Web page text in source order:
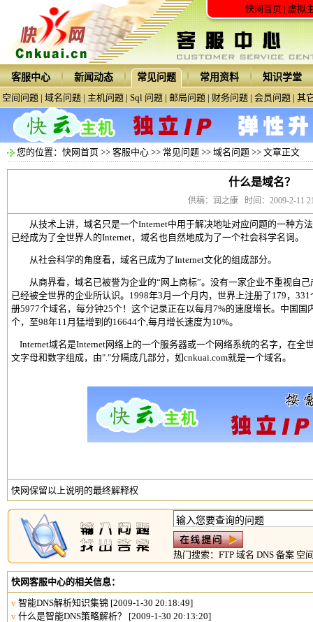
快网首页| 虚拟
客服中心 新闻动态 常见问题 常用资料
知识学堂
空间问题 | 域名问题 | 主机问题 | Sql 问题 | 邮局问题 | 财务问题 | 会员问题 | 其
您的位置： 快网首页 >> 客服中心 >> 常见问题 >> 域名问题 >> 文章正文
什么是域名？
供稿：润之康 时间：2009-2-11
从技术上讲，域名只是一个Internet中用于解决地址对应问题的一种方
已经成为了全世界人的Internet，域名也自然地成为了一个社会科学名词。
从社会科学的角度看，域名已成为了Internet文化的组成部分。
从商界看，域名已被誉为企业的“网上商标”。没有一家企业不重视自己
已经被全世界的企业所认识。1998年3月一个月内，世界上注册了179，
册5977个域名，每分钟25个！这个记录正在以每月7%的速度增长。中国 国
个，至98年11月猛增到的16644个,每月增长速度为10%。
Internet域名是Internet网络上的一个服务器或一个网络系统的名字，在全
文字母和数字组成，由"."分隔成几部分，如cnkuai.com就是一个域名。
快网保留以上说明的最终解释权
热门搜索： FTP 域名 DNS 备案 空
快网客服中心的相关信息：
v 智能DNS解析知识集锦 [2009-1-30 20:18:49]
v 什么是智能DNS策略解析？
[2009-1-30 20:13:20]